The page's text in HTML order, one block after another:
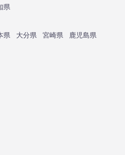
県
県 大分県 宮崎県
鹿児島県